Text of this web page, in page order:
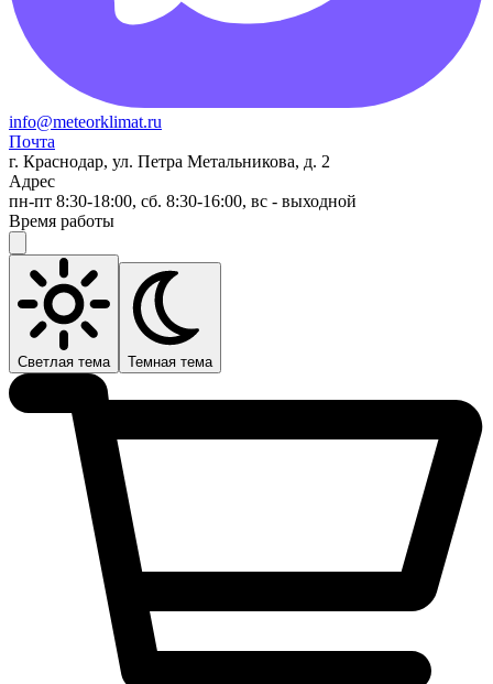
info@meteorklimat.ru
Почта
г. Краснодар, ул. Петра Метальникова, д. 2
Адрес
пн-пт 8:30-18:00, сб. 8:30-16:00, вс - выходной
Время работы
Светлая тема Темная тема